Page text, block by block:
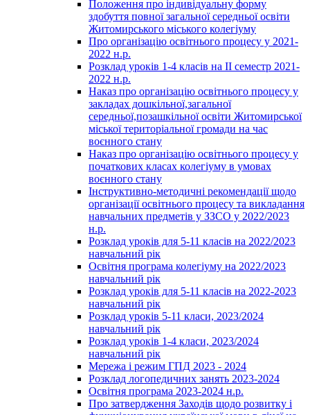
Положення про індивідуальну форму
здобуття повної загальної середньої освіти
Житомирського міського колегіуму
Про організацію освітнього процесу у 2021-
2022 н.р.
Розклад уроків 1-4 класів на ІІ семестр 2021-
2022 н.р.
Наказ про організацію освітнього процесу у
закладах дошкільної,загальної
середньої,позашкільної освіти Житомирської
міської територіальної громади на час
воєнного стану
Наказ про організацію освітнього процесу у
початкових класах колегіуму в умовах
воєнного стану
Інструктивно-методичні рекомендації щодо
організації освітнього процесу та викладання
навчальних предметів у ЗЗСО у 2022/2023
н.р.
Розклад уроків для 5-11 класів на 2022/2023
навчальний рік
Освітня програма колегіуму на 2022/2023
навчальний рік
Розклад уроків для 5-11 класів на 2022-2023
навчальний рік
Розклад уроків 5-11 класи, 2023/2024
навчальний рік
Розклад уроків 1-4 класи, 2023/2024
навчальний рік
Мережа і режим ГПД 2023 - 2024
Розклад логопедичних занять 2023-2024
Освітня програма 2023-2024 н.р.
Про затвердження Заходів щодо розвитку і